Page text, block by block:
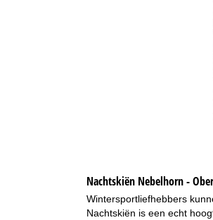
Nachtskiën Nebelhorn -
Wintersportliefhebbers
Nachtskiën is een echt